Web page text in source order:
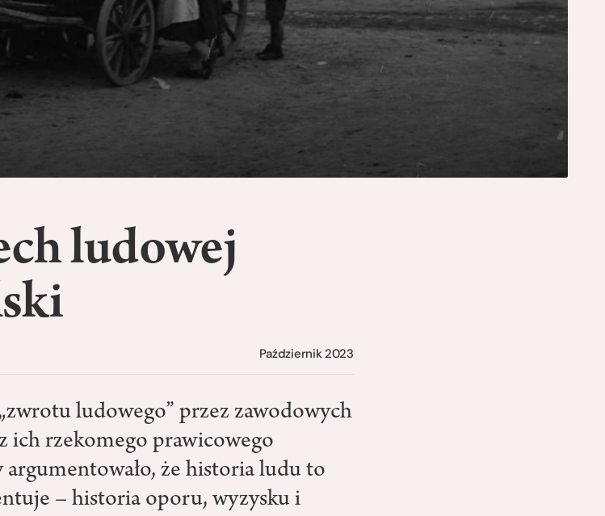
ludowej
Październik 2023
ludowego” przez zawodowych
ich rzekomego prawicowego
argumentowało, że historia ludu to
– historia oporu, wyzysku i